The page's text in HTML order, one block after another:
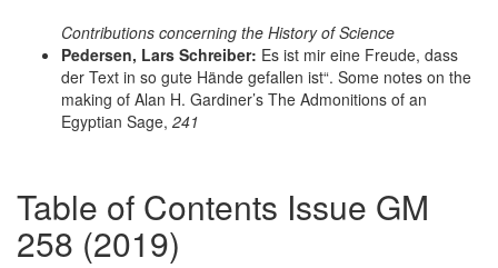
Contributions concerning the History of Science
Pedersen, Lars Schreiber: Es ist mir eine Freude, dass
der Text in so gute Hände gefallen ist“. Some notes on the
making of Alan H. Gardiner’s The Admonitions of an
Egyptian Sage, 241
Table of Contents Issue GM
258 (2019)